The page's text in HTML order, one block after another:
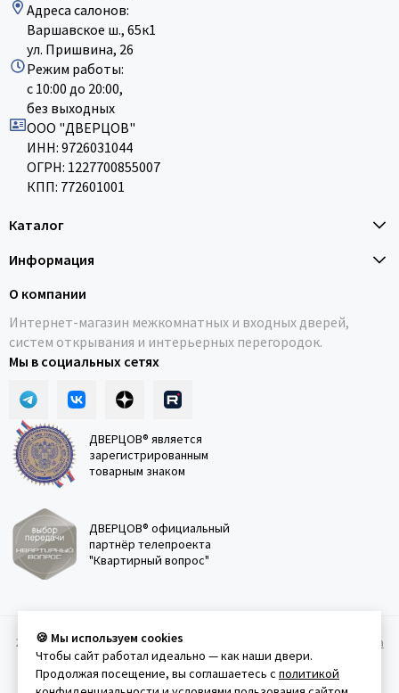
Адреса салонов:
Варшавское ш., 65к1
ул. Пришвина, 26
Режим работы:
с 10:00 до 20:00,
без выходных
ООО "ДВЕРЦОВ"
ИНН: 9726031044
ОГРН: 1227700855007
КПП: 772601001
Каталог
Информация
О компании
Интернет-магазин межкомнатных и входных дверей,
систем открывания и интерьерных перегородок.
Мы в социальных сетях
ДВЕРЦОВ® является
зарегистрированным
товарным знаком
ДВЕРЦОВ® официальный
партнёр телепроекта
"Квартирный вопрос"
2011-2026 © Дверцов. Карта сайта
Политика
конфеденциальности Условия использования сайта
🍪 Мы используем cookies
Чтобы сайт работал идеально — как наши двери.
Продолжая посещение, вы соглашаетесь с политикой